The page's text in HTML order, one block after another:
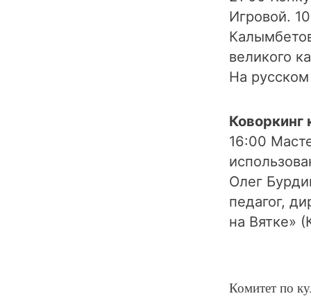
Игровой.
великого
На
Коворкинг
16:00
Олег
педагог,
на Вятке»
Комитет по